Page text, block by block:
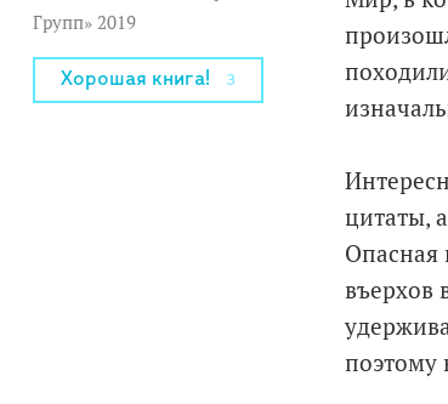
Групп» 2019
Хорошая книга! 3
цитаты,
Опасная
въерхов
поэтому